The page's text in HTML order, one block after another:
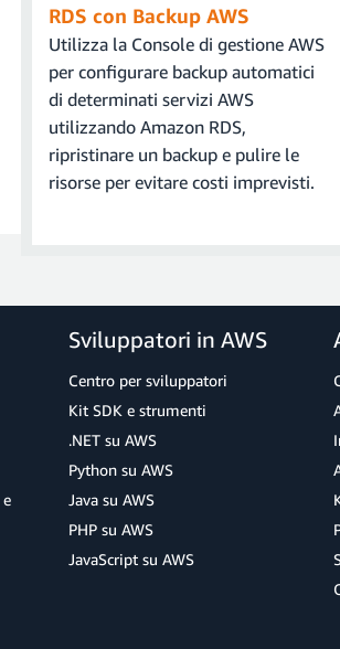
Crea database.
JDBC più recente dal sito Web di
Questo file è necessario nella fase
per il database Amazon RDS. In
al momento della creazione del
Nella console Amazon RDS,
e confermare l'eliminazione. Nel
l'istanza e quindi fai clic suElimina.
RDS con Backup AWS
Utilizza la Console di gestione AWS
per configurare backup automatici
di determinati servizi AWS
utilizzando Amazon RDS,
ripristinare un backup e pulire le
risorse per evitare costi imprevisti.
Sviluppatori in AWS
Centro per sviluppatori
Kit SDK e strumenti
.NET su AWS
Python su AWS
Java su AWS
PHP su AWS
JavaScript su AWS